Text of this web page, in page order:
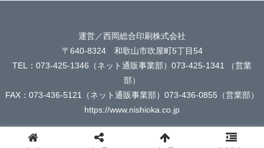
運営／西岡総合印刷株式会社
〒640-8324 和歌山市吹屋町5丁目54
TEL：073-425-1346（ネット通販事業部）073-425-1341 （営業
部）
FAX：073-436-5121（ネット通販事業部）073-436-0855（営業部）
https://www.nishioka.co.jp